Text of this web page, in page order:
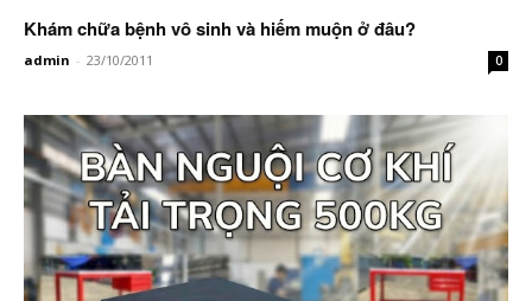
Khám chữa bệnh vô sinh và hiếm muộn ở đâu?
admin - 23/10/2011 0